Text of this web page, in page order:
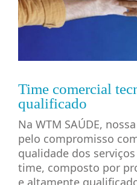
Time comercial
qualificado
Na WTM SAÚDE,
pelo compromisso
qualidade dos
time, composto por
e altamente